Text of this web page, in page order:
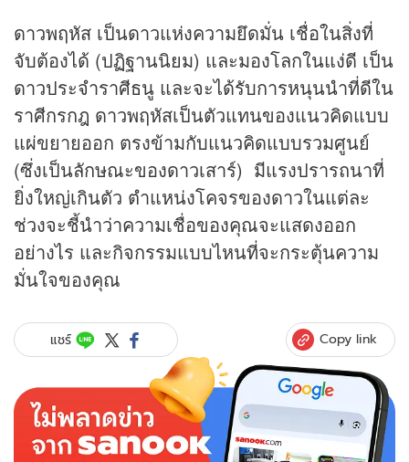
ดาวพฤหัส เป็นดาวแห่งความยึดมั่น เชื่อในสิ่งที่
จับต้องได้ (ปฏิฐานนิยม) และมองโลกในแง่ดี เป็น
ดาวประจำราศีธนู และจะได้รับการหนุนนำที่ดีใน
ราศีกรกฎ ดาวพฤหัสเป็นตัวแทนของแนวคิดแบบ
แผ่ขยายออก ตรงข้ามกับแนวคิดแบบรวมศูนย์
(ซึ่งเป็นลักษณะของดาวเสาร์) มีแรงปรารถนาที่
ยิ่งใหญ่เกินตัว ตำแหน่งโคจรของดาวในแต่ละ
ช่วงจะชี้นำว่าความเชื่อของคุณจะแสดงออก
อย่างไร และกิจกรรมแบบไหนที่จะกระตุ้นความ
มั่นใจของคุณ
แชร์ Copy link